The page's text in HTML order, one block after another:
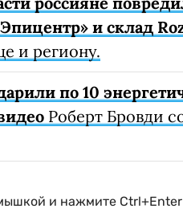
и склад
и региону.
по 10
Роберт Бровди
и нажмите